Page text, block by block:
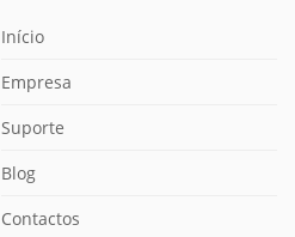
Início
Empresa
Suporte
Blog
Contactos